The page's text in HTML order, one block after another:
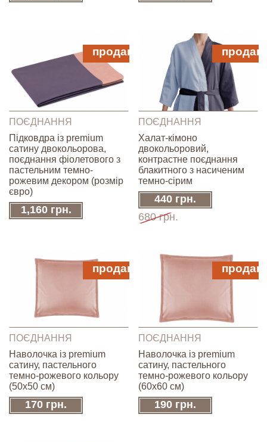
ПОЄДНАННЯ
Підковдра із premium
сатину двокольорова,
поєднання фіолетового з
пастельним темно-
рожевим декором (розмір
євро)
1,160 грн.
продано
ПОЄДНАННЯ
Халат-кімоно
двокольоровий,
контрастне поєднання
блакитного з насиченим
темно-сірим
440 грн.
680 грн.
ПОЄДНАННЯ
Наволочка із premium
сатину, пастельного
темно-рожевого кольору
(50х50 см)
170 грн.
продано
ПОЄДНАННЯ
Наволочка із premium
сатину, пастельного
темно-рожевого кольору
(60х60 см)
190 грн.